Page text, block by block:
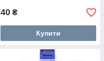
40 ₴
Купити